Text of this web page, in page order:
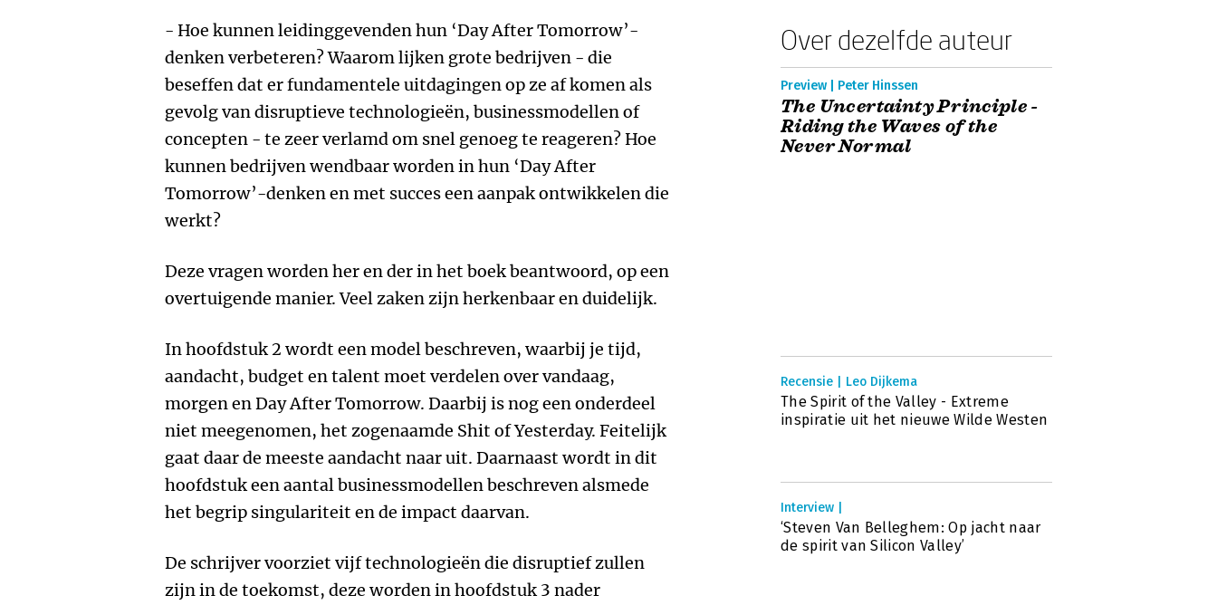
- Hoe kunnen leidinggevenden hun ‘Day After Tomorrow’-
denken verbeteren? Waarom lijken grote bedrijven - die
beseffen dat er fundamentele uitdagingen op ze af komen als
gevolg van disruptieve technologieën, businessmodellen of
concepten - te zeer verlamd om snel genoeg te reageren? Hoe
kunnen bedrijven wendbaar worden in hun ‘Day After
Tomorrow’-denken en met succes een aanpak ontwikkelen die
werkt?
Deze vragen worden her en der in het boek beantwoord, op een
overtuigende manier. Veel zaken zijn herkenbaar en duidelijk.
In hoofdstuk 2 wordt een model beschreven, waarbij je tijd,
aandacht, budget en talent moet verdelen over vandaag,
morgen en Day After Tomorrow. Daarbij is nog een onderdeel
niet meegenomen, het zogenaamde Shit of Yesterday. Feitelijk
gaat daar de meeste aandacht naar uit. Daarnaast wordt in dit
hoofdstuk een aantal businessmodellen beschreven alsmede
het begrip singulariteit en de impact daarvan.
De schrijver voorziet vijf technologieën die disruptief zullen
zijn in de toekomst, deze worden in hoofdstuk 3 nader
Over dezelfde auteur
Preview | Peter Hinssen
The Uncertainty Principle -
Riding the Waves of the
Never Normal
Recensie | Leo Dijkema
The Spirit of the Valley - Extreme
inspiratie uit het nieuwe Wilde Westen
Interview |
‘Steven Van Belleghem: Op jacht naar
de spirit van Silicon Valley’